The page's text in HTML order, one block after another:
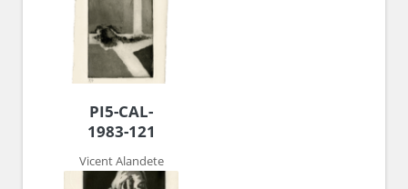
PI5-CAL-
1983-121
Vicent Alandete